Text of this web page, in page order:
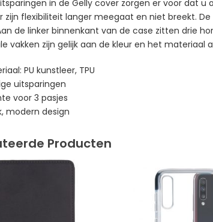
in de Gelly cover zorgen er voor dat
zijn flexibiliteit langer meegaat en niet breekt.
de linker binnenkant van de case zitten drie
vakken zijn gelijk aan de kleur en het materiaal
PU kunstleer, TPU
uitsparingen
voor 3 pasjes
modern design
Producten